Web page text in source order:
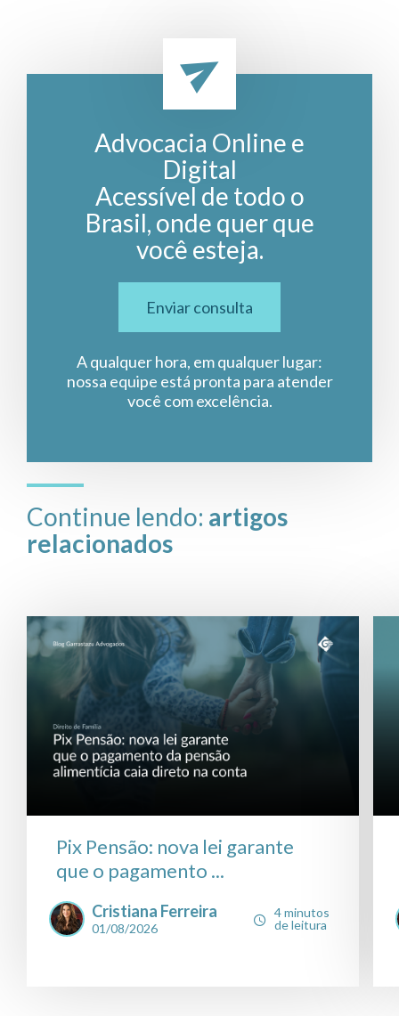
Advocacia Online e
Digital
Acessível de todo o
Brasil, onde quer que
você esteja.
Enviar consulta
A qualquer hora, em qualquer lugar:
nossa equipe está pronta para atender
você com excelência.
Continue lendo: artigos
relacionados
Pix Pensão: nova lei garante
que o pagamento ...
Cristiana Ferreira
01/08/2026
4 minutos
de leitura